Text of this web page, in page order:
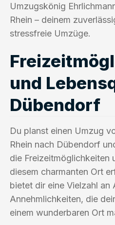
Umzugskönig
Rhein – deinem
stressfreie Umzüge.
und
Dübendorf
Du planst einen Umzug
Rhein nach Dübendorf
die Freizeitmöglichkeiten
diesem charmanten Ort
bietet dir eine Vielzahl an
Annehmlichkeiten, die
einem wunderbaren Ort